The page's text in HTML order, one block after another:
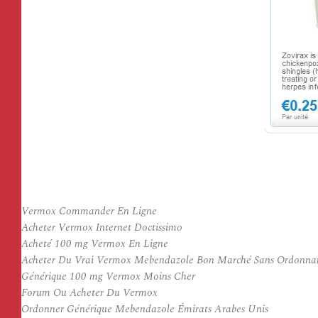
Vermox Commander En Ligne
Acheter Vermox Internet Doctissimo
Acheté 100 mg Vermox En Ligne
Acheter Du Vrai Vermox Mebendazole Bon Marché Sans
Générique 100 mg Vermox Moins Cher
Forum Ou Acheter Du Vermox
Ordonner Générique Mebendazole Émirats Arabes Unis